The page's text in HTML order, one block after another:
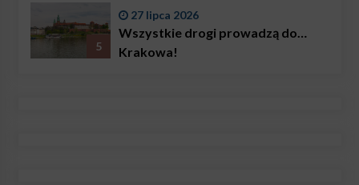
5
27 lipca 2026
Wszystkie drogi prowadzą do…
Krakowa!